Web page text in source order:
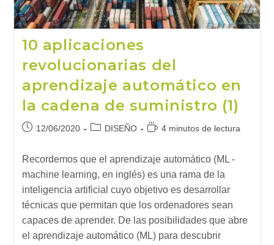
10 aplicaciones
revolucionarias del
aprendizaje automático en
la cadena de suministro (1)
Publicación
entrada:
12/06/2020
Categoría
entrada:
DISEÑO
Tiempo4 minutos de lectura
Recordemos que el aprendizaje automático (ML -
machine learning, en inglés) es una rama de la
inteligencia artificial cuyo objetivo es desarrollar
técnicas que permitan que los ordenadores sean
capaces de aprender. De las posibilidades que abre
el aprendizaje automático (ML) para descubrir